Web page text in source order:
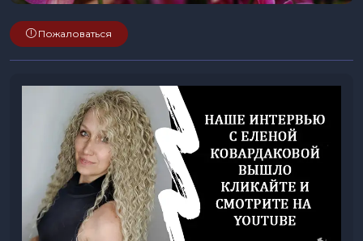
Пожаловаться